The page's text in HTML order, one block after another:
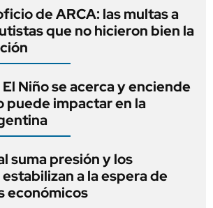
de ARCA: las multas a
que no hicieron bien la
Niño se acerca y enciende
puede impactar en la
suma presión y los
a la espera de
económicos